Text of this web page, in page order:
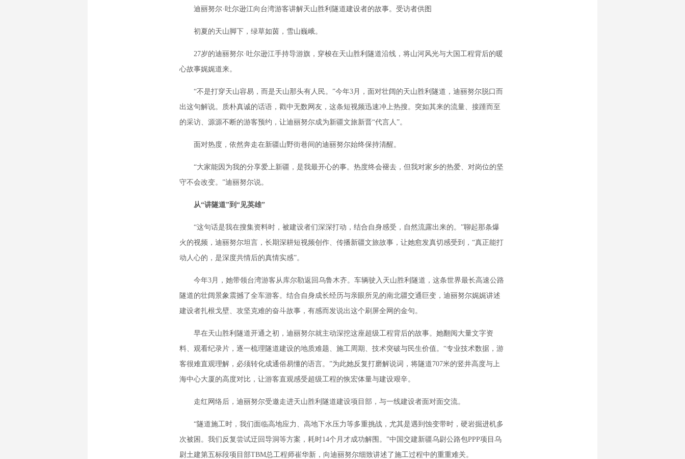
迪丽努尔·吐尔逊江向台湾游客讲解天山胜利隧道建设者的故事。受访者供图
初夏的天山脚下，绿草如茵，雪山巍峨。
27岁的迪丽努尔·吐尔逊江手持导游旗，穿梭在天山胜利隧道沿线，将山河风光与大国工程背后的暖
心故事娓娓道来。
“不是打穿天山容易，而是天山那头有人民。”今年3月，面对壮阔的天山胜利隧道，迪丽努尔脱口而
出这句解说。质朴真诚的话语，戳中无数网友，这条短视频迅速冲上热搜。突如其来的流量、接踵而至
的采访、源源不断的游客预约，让迪丽努尔成为新疆文旅新晋“代言人”。
面对热度，依然奔走在新疆山野街巷间的迪丽努尔始终保持清醒。
“大家能因为我的分享爱上新疆，是我最开心的事。热度终会褪去，但我对家乡的热爱、对岗位的坚
守不会改变。”迪丽努尔说。
从“讲隧道”到“见英雄”
“这句话是我在搜集资料时，被建设者们深深打动，结合自身感受，自然流露出来的。”聊起那条爆
火的视频，迪丽努尔坦言，长期深耕短视频创作、传播新疆文旅故事，让她愈发真切感受到，“真正能打
动人心的，是深度共情后的真情实感”。
今年3月，她带领台湾游客从库尔勒返回乌鲁木齐。车辆驶入天山胜利隧道，这条世界最长高速公路
隧道的壮阔景象震撼了全车游客。结合自身成长经历与亲眼所见的南北疆交通巨变，迪丽努尔娓娓讲述
建设者扎根戈壁、攻坚克难的奋斗故事，有感而发说出这个刷屏全网的金句。
早在天山胜利隧道开通之初，迪丽努尔就主动深挖这座超级工程背后的故事。她翻阅大量文字资
料、观看纪录片，逐一梳理隧道建设的地质难题、施工周期、技术突破与民生价值。“专业技术数据，游
客很难直观理解，必须转化成通俗易懂的语言。”为此她反复打磨解说词，将隧道707米的竖井高度与上
海中心大厦的高度对比，让游客直观感受超级工程的恢宏体量与建设艰辛。
走红网络后，迪丽努尔受邀走进天山胜利隧道建设项目部，与一线建设者面对面交流。
“隧道施工时，我们面临高地应力、高地下水压力等多重挑战，尤其是遇到蚀变带时，硬岩掘进机多
次被困。我们反复尝试迂回导洞等方案，耗时14个月才成功解围。”中国交建新疆乌尉公路包PPP项目乌
尉土建第五标段项目部TBM总工程师崔华新，向迪丽努尔细致讲述了施工过程中的重重难关。